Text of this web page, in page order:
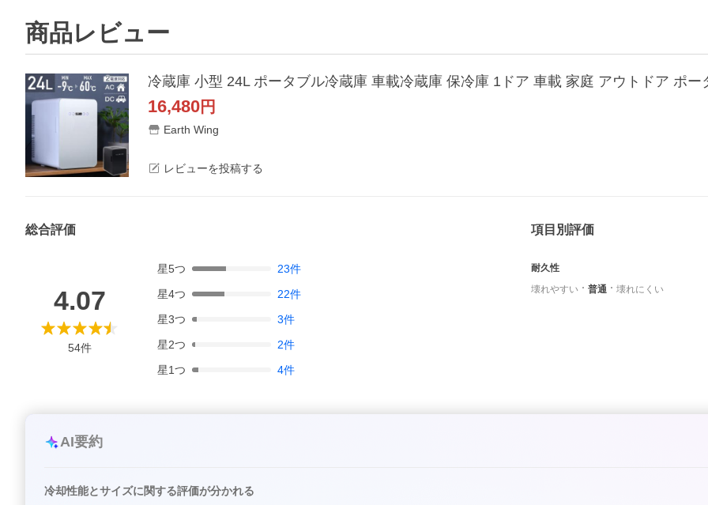
商品レビュー
冷蔵庫 小型 24L ポータブル冷蔵庫 車載冷蔵庫 保冷庫 1ドア 車載 家庭 アウトドア ポ
16,480円
Earth Wing
レビューを投稿する
総合評価
4.07
54件
星5つ 23件
星4つ 22件
星3つ 3件
星2つ 2件
星1つ 4件
項目別評価
耐久性
壊れやすい
普通 壊れにくい
AI要約
冷却性能とサイズに関する評価が分かれる